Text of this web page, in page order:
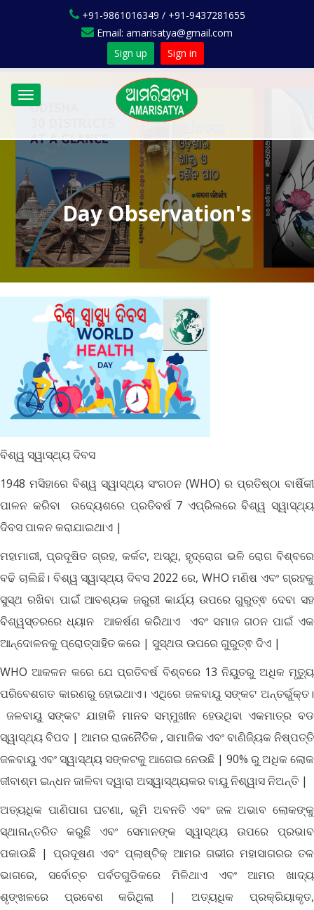
+91-9861016349 / +91-9437281655
Email: amarisatya@gmail.com
Sign up
Sign in
Toggle
navigation
Day Observation's
ବିଶ୍ୱ ସ୍ୱାସ୍ଥ୍ୟ ଦିବସ
1948 ମସିହାରେ ବିଶ୍ୱ ସ୍ୱାସ୍ଥ୍ୟ ସଂଗଠନ (WHO) ର ପ୍ରତିଷ୍ଠା ବାର୍ଷିକୀ
ପାଳନ କରିବା ଉଦ୍ୟେଶରେ ପ୍ରତିବର୍ଷ 7 ଏପ୍ରିଲରେ ବିଶ୍ୱ ସ୍ୱାସ୍ଥ୍ୟ
ଦିବସ ପାଳନ କରାଯାଇଥାଏ |
ମହାମାରୀ, ପ୍ରଦୂଷିତ ଗ୍ରହ, କର୍କଟ, ଅସ୍ଥି, ହୃଦ୍‌ରୋଗ ଭଳି ରୋଗ ବିଶ୍ବରେ
ବଢି ଚାଲିଛି। ବିଶ୍ୱ ସ୍ୱାସ୍ଥ୍ୟ ଦିବସ 2022 ରେ, WHO ମଣିଷ ଏବଂ ଗ୍ରହକୁ
ସୁସ୍ଥ ରଖିବା ପାଇଁ ଆବଶ୍ୟକ ଜରୁରୀ କାର୍ଯ୍ୟ ଉପରେ ଗୁରୁତ୍ଵ ଦେବା ସହ
ବିଶ୍ୱସ୍ତରରେ ଧ୍ୟାନ ଆକର୍ଷଣ କରିଥାଏ ଏବଂ ସମାଜ ଗଠନ ପାଇଁ ଏକ
ଆନ୍ଦୋଳନକୁ ପ୍ରୋତ୍ସାହିତ କରେ | ସୁସ୍ଥତା ଉପରେ ଗୁରୁତ୍ଵ ଦିଏ |
WHO ଆକଳନ କରେ ଯେ ପ୍ରତିବର୍ଷ ବିଶ୍ବରେ 13 ନିୟୁତରୁ ଅଧିକ ମୃତ୍ୟୁ
ପରିବେଶଗତ କାରଣରୁ ହୋଇଥାଏ। ଏଥିରେ ଜଳବାୟୁ ସଙ୍କଟ ଅନ୍ତର୍ଭୁକ୍ତ।
ଜଳବାୟୁ ସଙ୍କଟ ଯାହାକି ମାନବ ସମ୍ମୁଖୀନ ହେଉଥିବା ଏକମାତ୍ର ବଡ
ସ୍ୱାସ୍ଥ୍ୟ ବିପଦ | ଆମର ରାଜନୈତିକ , ସାମାଜିକ ଏବଂ ବାଣିଜ୍ୟିକ ନିଷ୍ପତ୍ତି
ଜଳବାୟୁ ଏବଂ ସ୍ୱାସ୍ଥ୍ୟ ସଙ୍କଟକୁ ଆଗେଇ ନେଉଛି | 90% ରୁ ଅଧିକ ଲୋକ
ଜୀବାଶ୍ମ ଇନ୍ଧନ ଜାଳିବା ଦ୍ୱାରା ଅସ୍ୱାସ୍ଥ୍ୟକର ବାୟୁ ନିଶ୍ୱାସ ନିଅନ୍ତି |
ଅତ୍ୟଧିକ ପାଣିପାଗ ଘଟଣା, ଭୂମି ଅବନତି ଏବଂ ଜଳ ଅଭାବ ଲୋକଙ୍କୁ
ସ୍ଥାନାନ୍ତରିତ କରୁଛି ଏବଂ ସେମାନଙ୍କ ସ୍ୱାସ୍ଥ୍ୟ ଉପରେ ପ୍ରଭାବ
ପକାଉଛି | ପ୍ରଦୂଷଣ ଏବଂ ପ୍ଲାଷ୍ଟିକ୍ ଆମର ଗଭୀର ମହାସାଗରର ତଳ
ଭାଗରେ, ସର୍ବୋଚ୍ଚ ପର୍ବତଗୁଡିକରେ ମିଳିଥାଏ ଏବଂ ଆମର ଖାଦ୍ୟ
ଶୃଙ୍ଖଳରେ ପ୍ରବେଶ କରିଥିଲା | ଅତ୍ୟଧିକ ପ୍ରକ୍ରିୟାକୃତ,